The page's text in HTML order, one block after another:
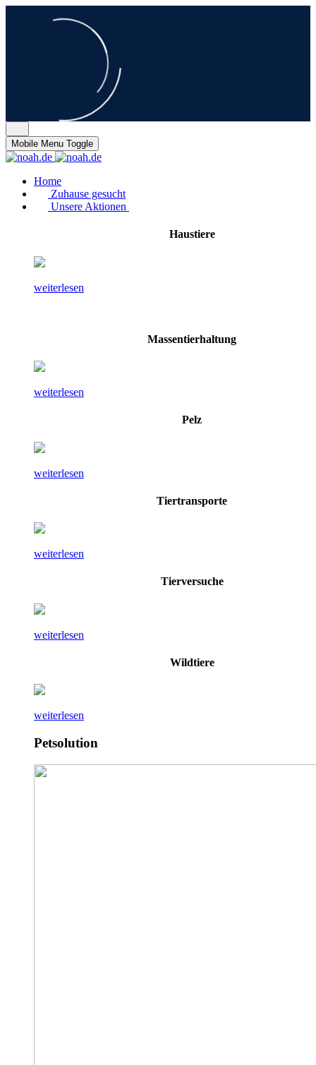
Mobile Menu Toggle
Home
Zuhause gesucht
Unsere Aktionen
Haustiere
weiterlesen
Massentierhaltung
weiterlesen
Pelz
weiterlesen
Tiertransporte
weiterlesen
Tierversuche
weiterlesen
Wildtiere
weiterlesen
Petsolution